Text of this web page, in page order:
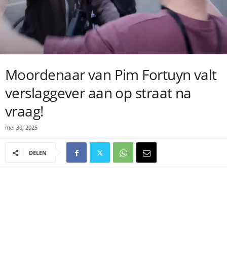
Moordenaar van Pim Fortuyn valt
verslaggever aan op straat na
vraag!
mei 30, 2025
DELEN